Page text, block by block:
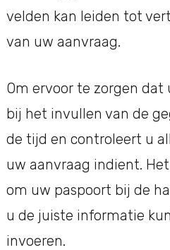
velden kan leiden tot
van uw aanvraag.
Om ervoor te zorgen
bij het invullen van de
de tijd en controleert u
uw aanvraag indient.
om uw paspoort bij de
u de juiste informatie
invoeren.